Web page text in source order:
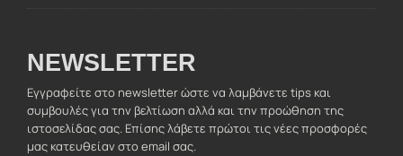
NEWSLETTER
Εγγραφείτε στο newsletter ώστε να λαμβάνετε tips και
συμβουλές για την βελτίωση αλλά και την προώθηση της
ιστοσελίδας σας. Επίσης λάβετε πρώτοι τις νέες προσφορές
μας κατευθείαν στο email σας.